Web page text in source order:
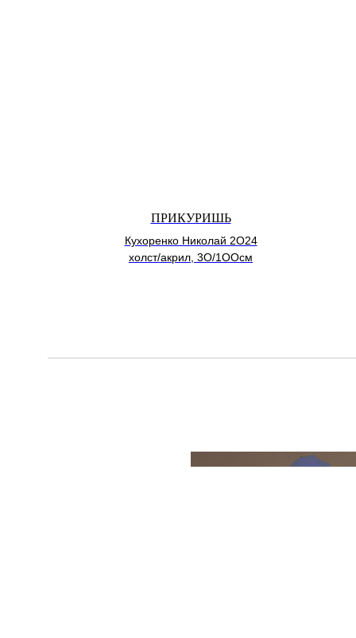
ПРИКУРИШЬ
Кухоренко Николай 2О24
холст/акрил, 3О/1ООсм